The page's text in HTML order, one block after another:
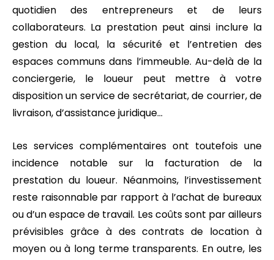
quotidien des entrepreneurs et de leurs
collaborateurs. La prestation peut ainsi inclure la
gestion du local, la sécurité et l’entretien des
espaces communs dans l’immeuble. Au-delà de la
conciergerie, le loueur peut mettre à votre
disposition un service de secrétariat, de courrier, de
livraison, d’assistance juridique…
Les services complémentaires ont toutefois une
incidence notable sur la facturation de la
prestation du loueur. Néanmoins, l’investissement
reste raisonnable par rapport à l’achat de bureaux
ou d’un espace de travail. Les coûts sont par ailleurs
prévisibles grâce à des contrats de location à
moyen ou à long terme transparents. En outre, les